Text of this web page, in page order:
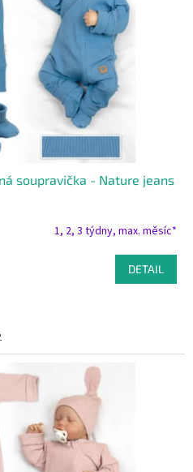
soupravička - Nature jeans
1, 2, 3 týdny, max. měsíc*
DETAIL